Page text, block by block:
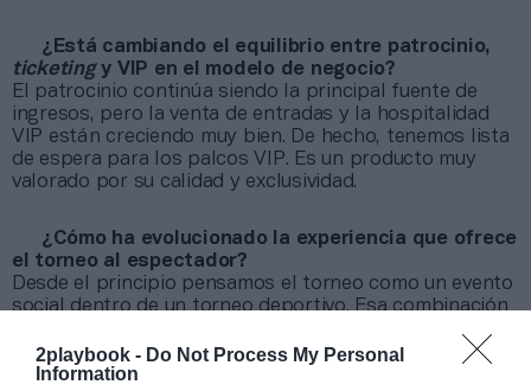
2playbook - Do Not Process My Personal
Information
¿Está cambiando el equilibrio entre patrocinio,
ticketingy VIP en el modelo de negocio?
El patrocinio continúa siendo la principal fuente de
ingresos, pero la venta de entradas y la hospitalidad
VIP están creciendo muy bien. De hecho, tenemos lista
de espera para los palcos VIP. Es un producto muy
valorado por su calidad y exclusividad.
¿Cómo ha evolucionado la experiencia que ofrece
el torneo al espectador?
Desde el principio pensamos el torneo como un evento
social dentro de un torneo deportivo. Esa combinación
mentalidad y lo seguimos haciendo. Es una propuesta
única. El fan viene a ver nuestro producto central, que